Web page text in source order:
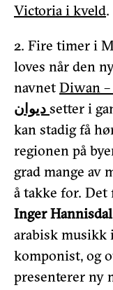
Victoria i kveld.
2. Fire timer i
loves når den
navnet Diwan
setter i
kan stadig få
regionen på
grad mange av
å takke for.
Inger Hannisdal
arabisk musikk
komponist, og
presenterer ny